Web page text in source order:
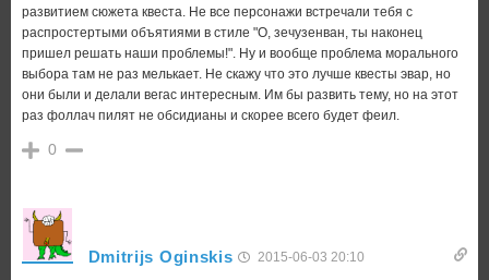
развитием сюжета квеста. Не все персонажи встречали тебя с
распростертыми объятиями в стиле "О, зечузенван, ты наконец
пришел решать наши проблемы!". Ну и вообще проблема морального
выбора там не раз мелькает. Не скажу что это лучше квесты эвар, но
они были и делали вегас интересным. Им бы развить тему, но на этот
раз фоллач пилят не обсидианы и скорее всего будет феил.
0
Dmitrijs Oginskis 2015-06-03 20:10